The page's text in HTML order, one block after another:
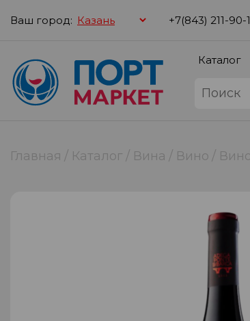
Ваш город: +7(843) 211-90-
Каталог
Главная Каталог Вина Вино